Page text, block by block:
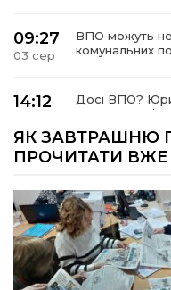
09:27
03 сер
ВПО можуть не
комунальних
14:12
Досі ВПО?
переселенці
01 сер
Аліна Кулик
15:58
31 лип
Літо в Жовтих
ЯК ЗАВТРАШНЮ
ПРОЧИТАТИ ВЖЕ